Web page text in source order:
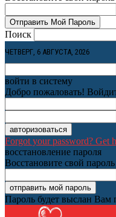
Поиск
ЧЕТВЕРГ, 6 АВГУСТА, 2026
войти в систему
Добро пожаловать!
Forgot your password? Get
восстановление пароля
Восстановите свой пароль
Пароль будет выслан Вам